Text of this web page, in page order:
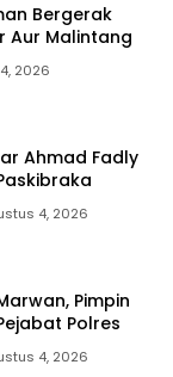
Bergerak
Aur Malintang
2026
Ahmad Fadly
4, 2026
Pimpin
Polres
4, 2026